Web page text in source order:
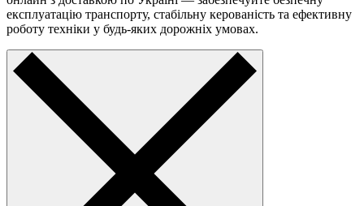
експлуатацію транспорту, стабільну керованість та ефективну
роботу техніки у будь-яких дорожніх умовах.